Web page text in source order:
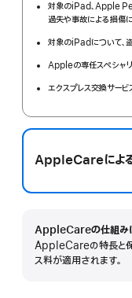
対象のiPad、Apple
過失や事故による損傷
対象のiPadについて、
Appleの専任スペシャ
エクスプレス交換サー
AppleCareによ
AppleCareの仕組み
AppleCareの特長と保
ス料が適用されます。